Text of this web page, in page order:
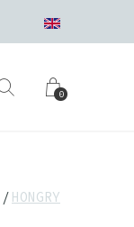
0
HONGRY